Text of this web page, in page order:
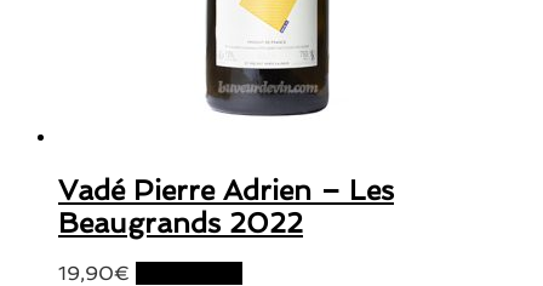
Vadé Pierre Adrien – Les
Beaugrands 2022
19,90€